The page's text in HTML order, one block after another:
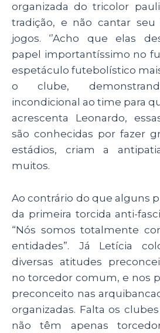
organizada do tricolor
tradição, e não cantar
jogos. ‘’Acho que elas
papel importantíssimo no
espetáculo futebolístico
o clube,
incondicional ao time para
acrescenta Leonardo,
são conhecidas por fazer
estádios, criam a
muitos.
Ao contrário do que alguns
da primeira torcida anti-
“Nós somos totalmente
entidades”.
Já Letícia
diversas atitudes
no torcedor comum, e nos
preconceito nas
organizadas. Falta os
não têm apenas